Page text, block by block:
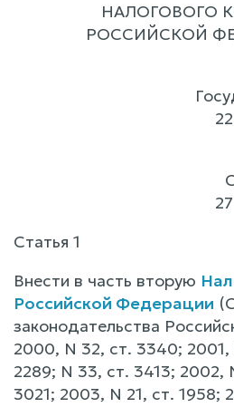
НАЛОГОВОГО
РОССИЙСКОЙ
Статья 1
Внести в часть вторую
Российской Федерации
законодательства
2000, N 32, ст. 3340; 2001,
2289; N 33, ст. 3413; 2002,
3021; 2003, N 21, ст. 1958;